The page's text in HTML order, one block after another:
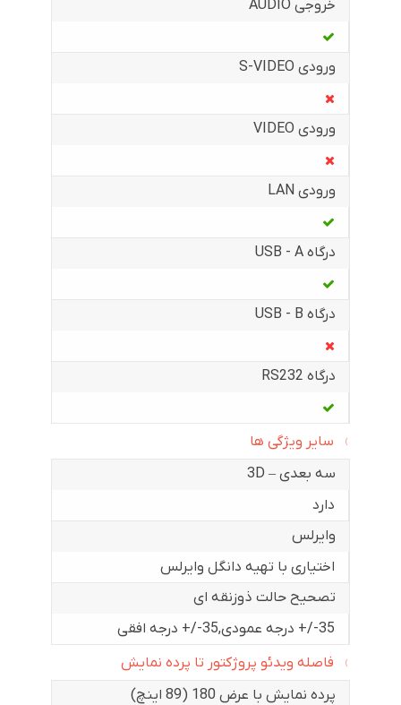
خروجی AUDIO
ورودی S-VIDEO
ورودی VIDEO
ورودی LAN
درگاه USB - A
درگاه USB - B
درگاه RS232
سایر ویژگی ها
سه بعدی – 3D
دارد
وایرلس
اختیاری با تهیه دانگل وایرلس
تصحیح حالت ذوزنقه ای
35-/+ درجه عمودی
,35-/+ درجه افقی
فاصله ویدئو پروژکتور تا پرده نمایش
پرده نمایش با عرض 180 (89 اینچ)